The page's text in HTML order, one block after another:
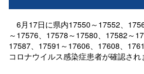
6月17日に県内17550～17552、
～17576、17578～17580、17582～
17587、17591～17606、17608、
コロナウイルス感染症患者が確認され